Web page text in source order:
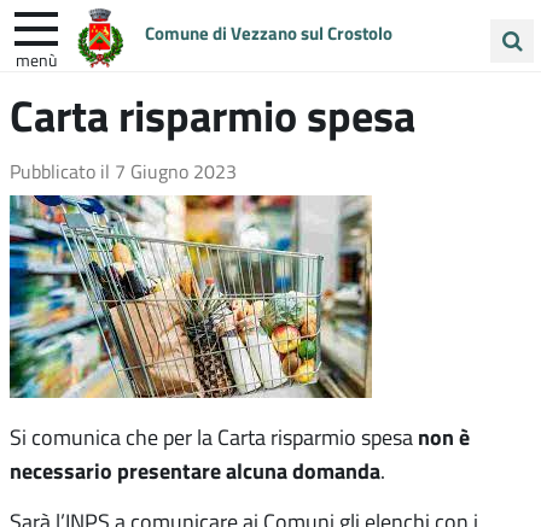
Comune di Vezzano sul Crostolo
menù
nel
ENTRA IN COMUNE
UNIONE COLLINE MATILDICHE
Carta risparmio spesa
Pubblicato il 7 Giugno 2023
Si comunica che per la Carta risparmio spesa non è
necessario presentare alcuna domanda.
Sarà l’INPS a comunicare ai Comuni gli elenchi con i